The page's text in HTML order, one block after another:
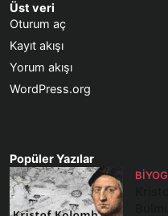
Üst veri
Oturum aç
Kayıt akışı
Yorum akışı
WordPress.org
Popüler Yazılar